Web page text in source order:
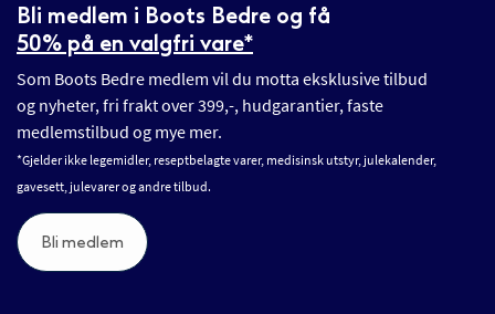
Bli medlem i Boots Bedre og få
50% på en valgfri vare*
Som Boots Bedre medlem vil du motta eksklusive tilbud
og nyheter, fri frakt over 399,-, hudgarantier, faste
medlemstilbud og mye mer.
*Gjelder ikke legemidler, reseptbelagte varer, medisinsk utstyr, julekalender,
gavesett, julevarer og andre tilbud.
Bli medlem